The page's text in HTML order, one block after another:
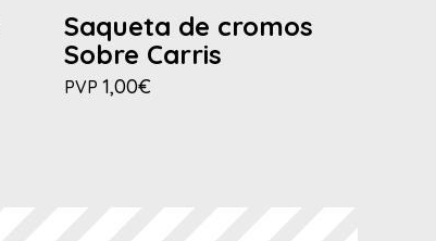
Saqueta de cromos
Sobre Carris
PVP 1,00€